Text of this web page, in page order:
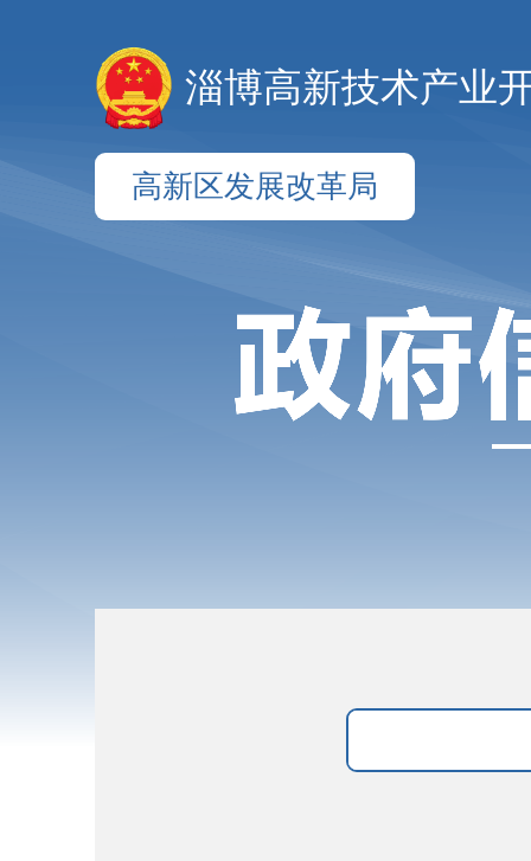
淄博高新技术产业
高新区发展改革局